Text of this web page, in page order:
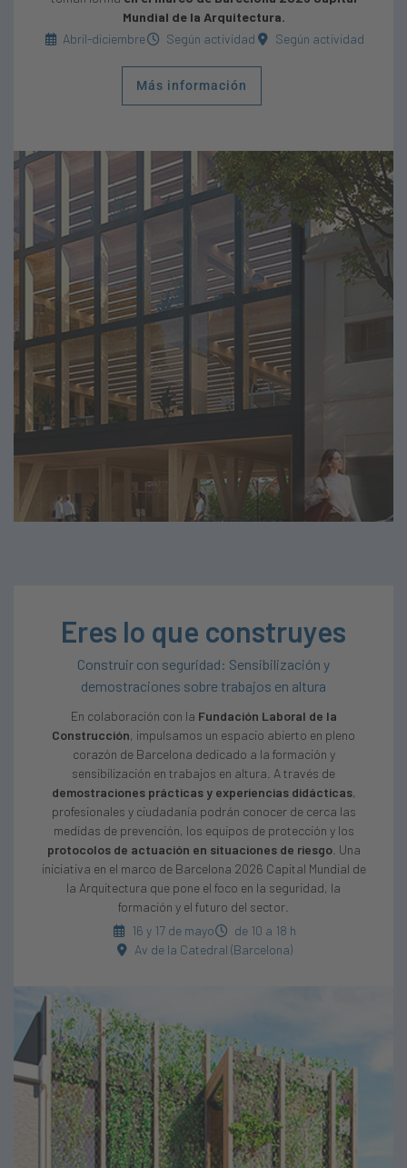
Mundial de la Arquitectura.
Abril-diciembre
Según actividad Según actividad
Más información
Eres lo que construyes
Construir con seguridad: Sensibilización y
demostraciones sobre trabajos en altura
En colaboración con la Fundación Laboral de la
Construcción, impulsamos un espacio abierto en pleno
corazón de Barcelona dedicado a la formación y
sensibilización en trabajos en altura. A través de
demostraciones prácticas y experiencias didácticas,
profesionales y ciudadanía podrán conocer de cerca las
medidas de prevención, los equipos de protección y los
protocolos de actuación en situaciones de riesgo. Una
iniciativa en el marco de Barcelona 2026 Capital Mundial de
la Arquitectura que pone el foco en la seguridad, la
formación y el futuro del sector.
16 y 17 de mayo
de 10 a 18 h
Av de la Catedral (Barcelona)